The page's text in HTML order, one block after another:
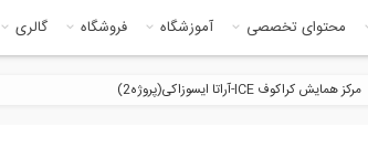
محتوای تخصصی آموزشگاه فروشگاه گالری
مرکز همایش کراکوف ICE-آراتا ایسوزاکی(پروژه2)